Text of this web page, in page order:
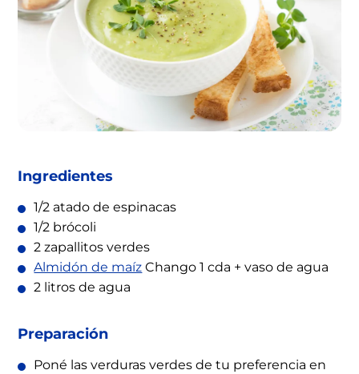
Ingredientes
1/2 atado de espinacas
1/2 brócoli
2 zapallitos verdes
Almidón de maíz Chango 1 cda + vaso de agua
2 litros de agua
Preparación
Poné las verduras verdes de tu preferencia en